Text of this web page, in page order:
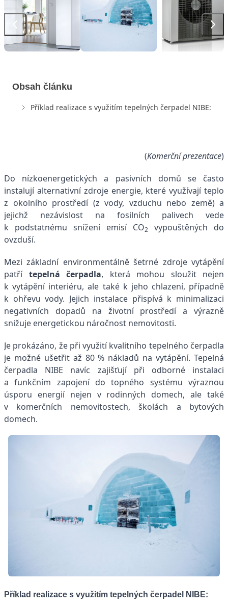
Obsah článku
Příklad realizace s využitím tepelných čerpadel NIBE:
(Komerční prezentace)
Do nízkoenergetických a pasivních domů se často
instalují alternativní zdroje energie, které využívají teplo
z okolního prostředí (z vody, vzduchu nebo země) a
jejichž nezávislost na fosilních palivech vede
k podstatnému snížení emisí CO2
vypouštěných do
ovzduší.
Mezi základní environmentálně šetrné zdroje vytápění
patří tepelná čerpadla, která mohou sloužit nejen
k vytápění interiéru, ale také k jeho chlazení, případně
k ohřevu vody. Jejich instalace přispívá k minimalizaci
negativních dopadů na životní prostředí a výrazně
snižuje energetickou náročnost nemovitosti.
Je prokázáno, že při využití kvalitního tepelného čerpadla
je možné ušetřit až 80 % nákladů na vytápění. Tepelná
čerpadla NIBE navíc zajišťují při odborné instalaci
a funkčním zapojení do topného systému výraznou
úsporu energií nejen v rodinných domech, ale také
v komerčních nemovitostech, školách a bytových
domech.
Příklad realizace s využitím tepelných čerpadel NIBE: